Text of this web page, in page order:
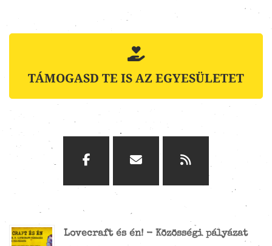
TÁMOGASD TE IS AZ EGYESÜLETET
Lovecraft és én! - Közösségi pályázat